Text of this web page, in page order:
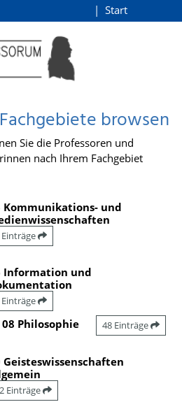
Start
browsen
Sie die Professoren und
nach Ihrem Fachgebiet
Kommunikations- und
Information und
08 Philosophie 48 Einträge
Geisteswissenschaften
Einträge